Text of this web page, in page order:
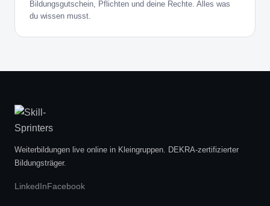
Bildungsgutschein, Pflichten und deine Rechte. Alles was
du wissen musst.
Weiterbildungen live online in Kleingruppen. DEKRA-zertifizierter
Bildungsträger.
LinkedInFacebook